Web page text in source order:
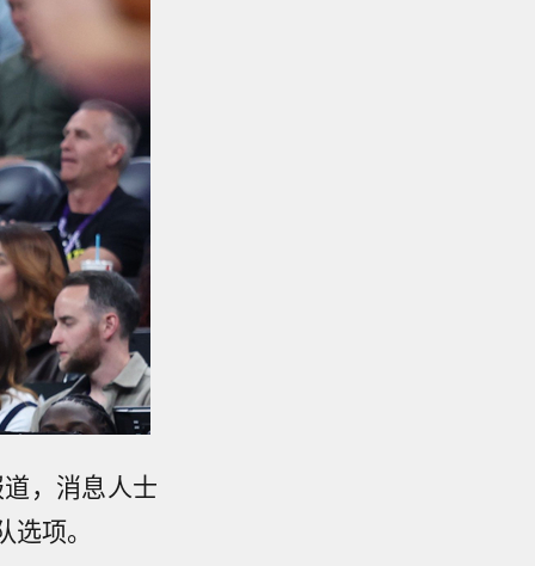
，消息人士
项。